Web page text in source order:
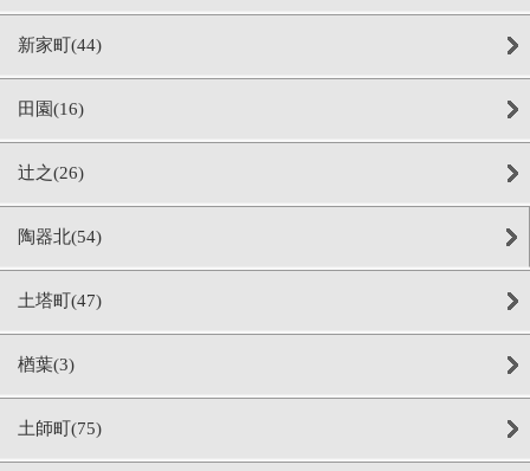
新家町(44)
田園(16)
辻之(26)
陶器北(54)
土塔町(47)
楢葉(3)
土師町(75)